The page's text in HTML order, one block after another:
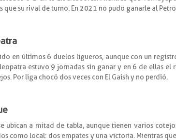
su rival de turno. En 2021 no pudo ganarle al
en últimos 6 duelos ligueros, aunque con un
estuvo 9 jornadas sin ganar y en 6 de ellas el
Por liga chocó dos veces con El Gaish y no perdió.
ubican a mitad de tabla, aunque tienen varios
como local: dos empates y una victoria. Mientras